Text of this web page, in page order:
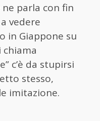
ne parla con fin
vedere
in Giappone su
c’è da stupirsi
stesso,
imitazione.